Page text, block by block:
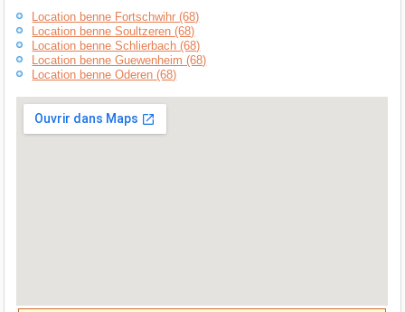
Location benne Fortschwihr (68)
Location benne Soultzeren (68)
Location benne Schlierbach (68)
Location benne Guewenheim (68)
Location benne Oderen (68)